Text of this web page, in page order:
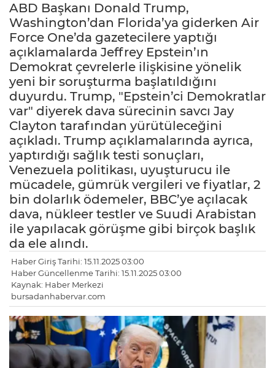
ABD Başkanı Donald Trump,
Washington’dan Florida’ya giderken Air
Force One’da gazetecilere yaptığı
açıklamalarda Jeffrey Epstein’ın
Demokrat çevrelerle ilişkisine yönelik
yeni bir soruşturma başlatıldığını
duyurdu. Trump, "Epstein’ci Demokratlar
var" diyerek dava sürecinin savcı Jay
Clayton tarafından yürütüleceğini
açıkladı. Trump açıklamalarında ayrıca,
yaptırdığı sağlık testi sonuçları,
Venezuela politikası, uyuşturucu ile
mücadele, gümrük vergileri ve fiyatlar, 2
bin dolarlık ödemeler, BBC’ye açılacak
dava, nükleer testler ve Suudi Arabistan
ile yapılacak görüşme gibi birçok başlık
da ele alındı.
Haber Giriş Tarihi: 15.11.2025 03:00
Haber Güncellenme Tarihi: 15.11.2025 03:00
Kaynak: Haber Merkezi
bursadanhabervar.com